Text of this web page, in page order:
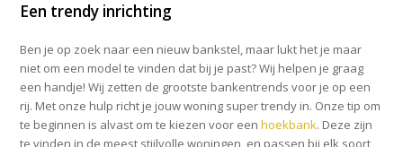
Een trendy inrichting
Ben je op zoek naar een nieuw bankstel, maar lukt het je maar
niet om een model te vinden dat bij je past? Wij helpen je graag
een handje! Wij zetten de grootste bankentrends voor je op een
rij. Met onze hulp richt je jouw woning super trendy in. Onze tip om
te beginnen is alvast om te kiezen voor eenhoekbank. Deze zijn
te vinden in de meest stijlvolle woningen, en passen bij elk soort